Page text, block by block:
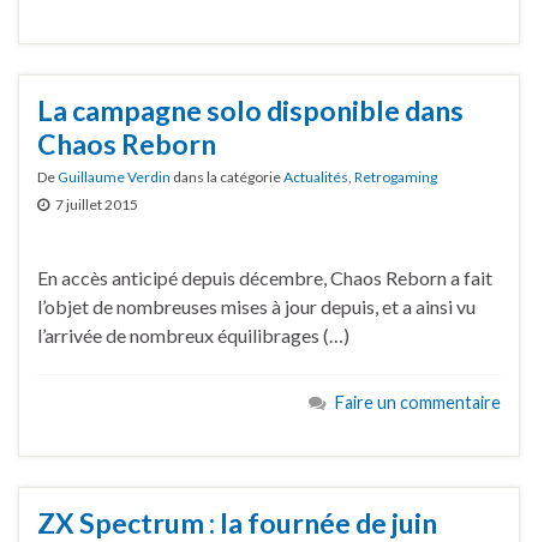
La campagne solo disponible dans
Chaos Reborn
DeGuillaume Verdin dans la catégorieActualités Retrogaming
7 juillet 2015
En accès anticipé depuis décembre, Chaos Reborn a fait
l’objet de nombreuses mises à jour depuis, et a ainsi vu
l’arrivée de nombreux équilibrages (…)
Faire un commentaire
ZX Spectrum : la fournée de juin